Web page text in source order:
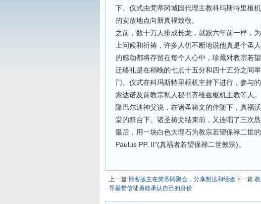
下。仪式由梵蒂冈城国代理主教科玛斯特里枢
的安放地点向新真福致敬。
之前，数十万人排成长龙，就跟六年前一样，
上问候和祈祷，许多人仍不断地说他真是个圣
的感动都将存留在每个人心中，珍藏对教宗若望
迁移礼是在稍晚的七点十五分和四十五分之间
门。仪式在科玛斯特里枢机主持下进行，参与
索达诺及前教宗私人秘书齐维兹枢机主教等人。
隆巴尔迪神父说，在诸圣祷文的伴随下，真福
堂的祭台下。诸圣祷文结束前，又连唱了三次
最后，用一块白色大理石为教宗若望保禄二世
Paulus PP. II”(真福者若望保禄二世教宗)。
上一篇:博客版主在梵蒂冈聚会，分享想法和经验下一篇:
导基督信徒勇敢承认自己的身份